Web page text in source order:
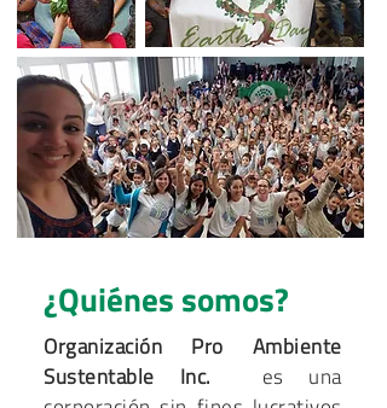
¿Quiénes somos?
Organización Pro Ambiente
Sustentable Inc. es una